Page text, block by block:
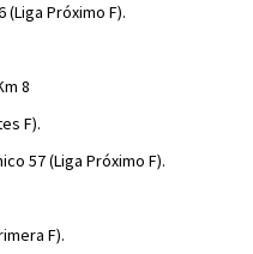
(Liga Próximo F).
8
F).
57 (Liga Próximo F).
F).